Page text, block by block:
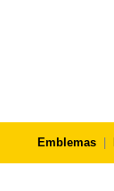
Emblemas